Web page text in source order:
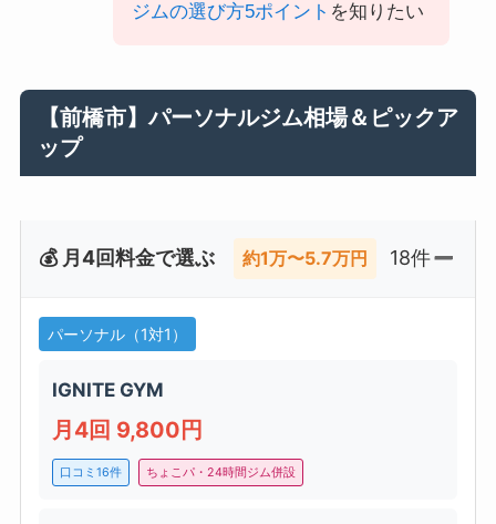
ジムの選び方5ポイント を知りたい
【前橋市】パーソナルジム相場＆ピックア
ップ
💰 月4回料金で選ぶ 約1万〜5.7万円 18件
パーソナル（1対1）
IGNITE GYM
月4回 9,800円
口コミ16件 ちょこパ・24時間ジム併設